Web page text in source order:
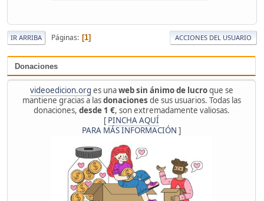
Donaciones
videoedicion.org es unaweb sin ánimo de lucroque se
mantiene gracias a lasdonaciones de sus usuarios. Todas las
donaciones, desde 1 €, son extremadamente valiosas.
[ PINCHA AQUÍ
PARA MÁS INFORMACIÓN ]
IR ARRIBA Páginas 1 ACCIONES DEL USUARIO